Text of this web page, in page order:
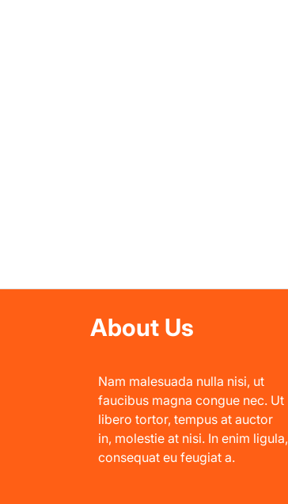
About Us
Nam malesuada nulla nisi, ut
faucibus magna congue nec. Ut
libero tortor, tempus at auctor
in, molestie at nisi. In enim ligula,
consequat eu feugiat a.